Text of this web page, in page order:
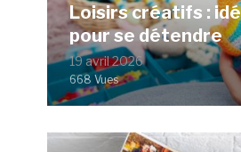
Loisirs créatifs :
pour se détendre
19 avril 2026
668 Vues